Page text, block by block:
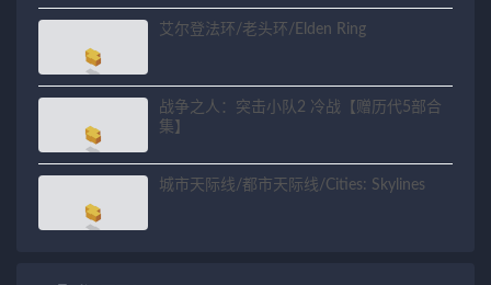
艾尔登法环/老头环/Elden Ring
战争之人：突击小队2 冷战【赠历代5部合
集】
城市天际线/都市天际线/Cities: Skylines